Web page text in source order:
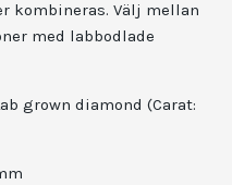
kombineras. Välj mellan
med labbodlade
grown diamond (Carat: